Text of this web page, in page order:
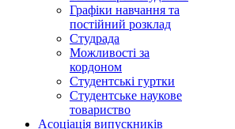
Графіки навчання та
постійний розклад
Студрада
Можливості за
кордоном
Студентські гуртки
Студентське наукове
товариство
Асоціація випускників